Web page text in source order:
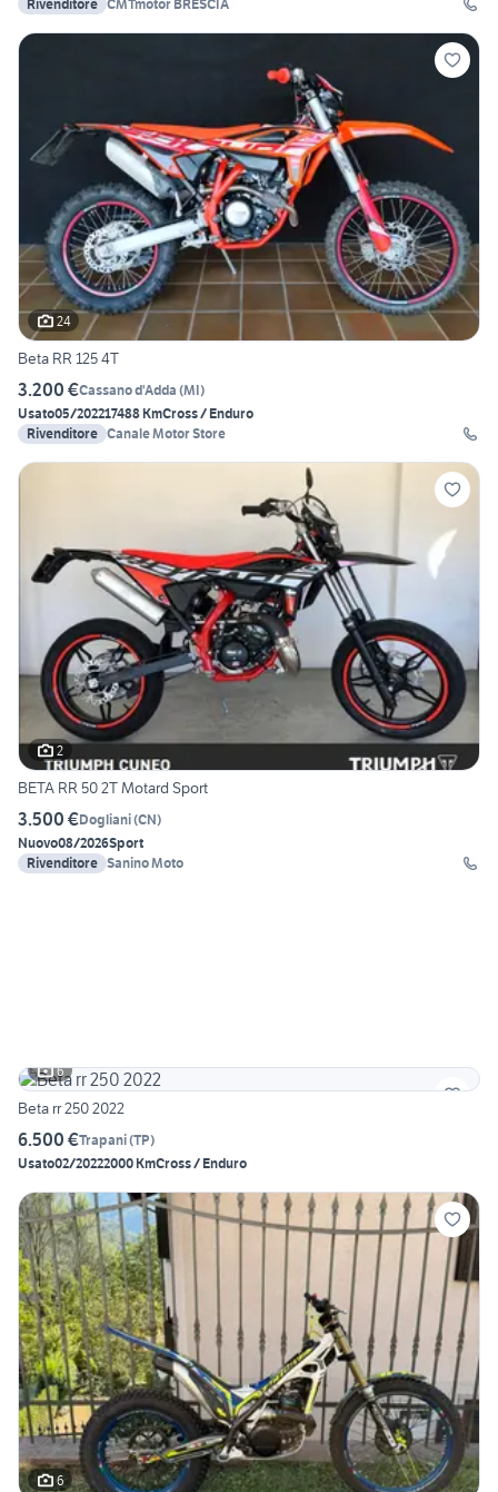
Rivenditore CMTmotor BRESCIA
24
Beta RR 125 4T
3.200 €Cassano d'Adda (MI)
Usato05/202217488 KmCross / Enduro
Rivenditore Canale Motor Store
2
BETA RR 50 2T Motard Sport
3.500 €Dogliani(CN)
Nuovo08/2026Sport
Rivenditore Sanino Moto
6
Beta rr 250 2022
6.500 €Trapani(TP)
Usato02/20222000 KmCross / Enduro
6